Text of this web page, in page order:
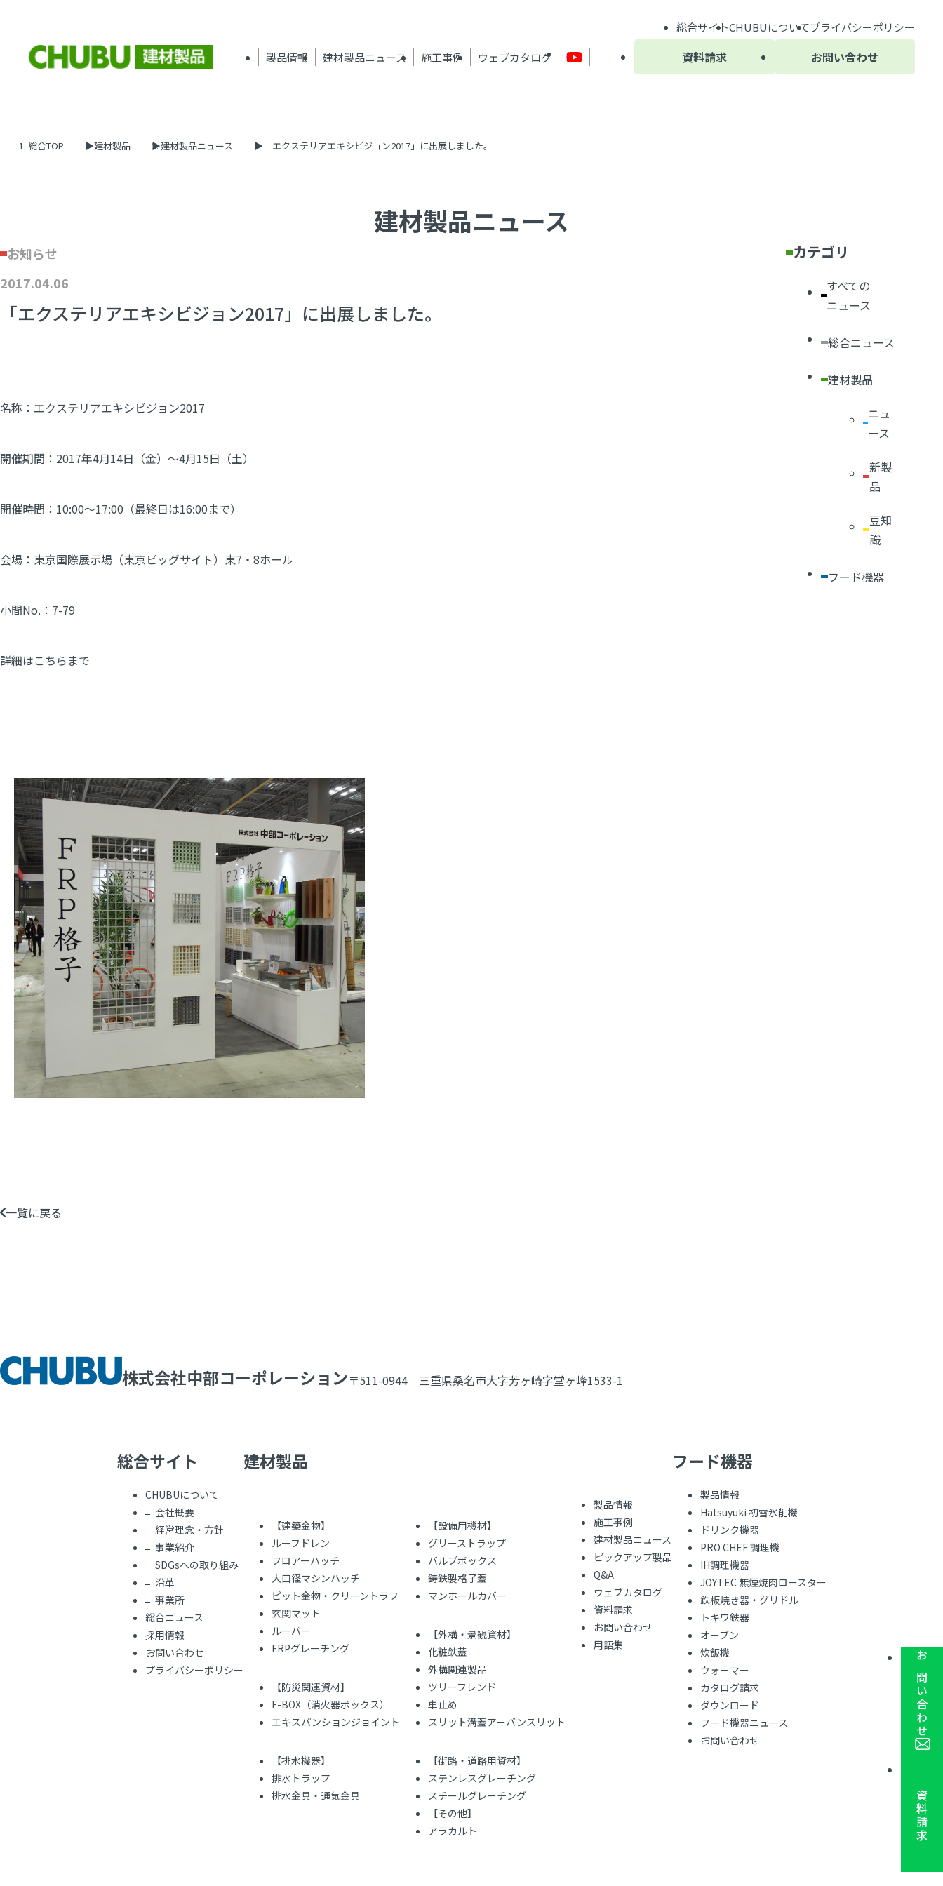
製品情報 建材製品ニュース 施工事例 ウェブカタログ 資料請求 お問い合わせ
総合サイトCHUBUについてプライバシーポリシー
総合TOP 建材製品 建材製品ニュース 「エクステリアエキシビジョン2017」に出展しました。
建材製品ニュース
お知らせ
2017.04.06
「エクステリアエキシビジョン2017」に出展しました。
名称： エクステリアエキシビジョン2017
開催期間：2017年4月14日（金）～4月15日（土）
開催時間：10:00～17:00（最終日は16:00まで）
会場：東京国際展示場（東京ビッグサイト）東7・8ホール
小間No.：7-79
詳細はこちらまで
一覧に戻る
カテゴリ
すべての
ニュース
総合ニュース
建材製品
ニュ
ース
新製
品
豆知
識
フード機器
株式会社中部コーポレーション〒511-0944 三重県桑名市大字芳ヶ崎字堂ヶ峰1533-1
総合サイト
CHUBUについて
会社概要
経営理念・方針
事業紹介
SDGsへの取り組み
沿革
事業所
総合ニュース
採用情報
お問い合わせ
プライバシーポリシー
建材製品
【建築金物】
ルーフドレン
フロアーハッチ
大口径マシンハッチ
ピット金物・クリーントラフ
玄関マット
ルーバー
FRPグレーチング
【防災関連資材】
F-BOX（消火器ボックス）
エキスパンションジョイント
【排水機器】
排水トラップ
排水金具・通気金具
【設備用機材】
グリーストラップ
バルブボックス
鋳鉄製格子蓋
マンホールカバー
【外構・景観資材】
化粧鉄蓋
外構関連製品
ツリーフレンド
車止め
スリット溝蓋アーバンスリット
【街路・道路用資材】
ステンレスグレーチング
スチールグレーチング
【その他】
アラカルト
製品情報
施工事例
建材製品ニュース
ピックアップ製品
Q&A
ウェブカタログ
資料請求
お問い合わせ
用語集
フード機器
製品情報
Hatsuyuki 初雪氷削機
ドリンク機器
PRO CHEF 調理機
IH調理機器
JOYTEC 無煙焼肉ロースター
鉄板焼き器・グリドル
トキワ鉄器
オーブン
炊飯機
ウォーマー
カタログ請求
ダウンロード
フード機器ニュース
お問い合わせ
お問い合わせ
資料請求